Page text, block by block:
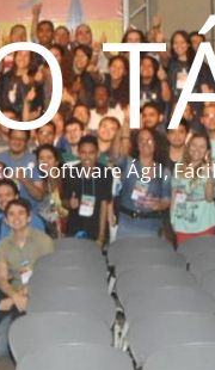
Software Ágil,